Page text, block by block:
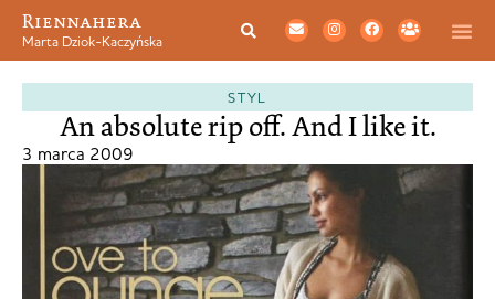
Riennahera
Marta Dziok-Kaczyńska
STYL
An absolute rip off. And I like it.
3 marca 2009